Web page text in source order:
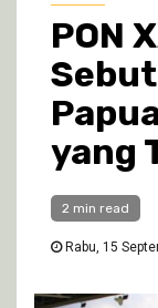
PON
yang
2 min read
Rabu, 15